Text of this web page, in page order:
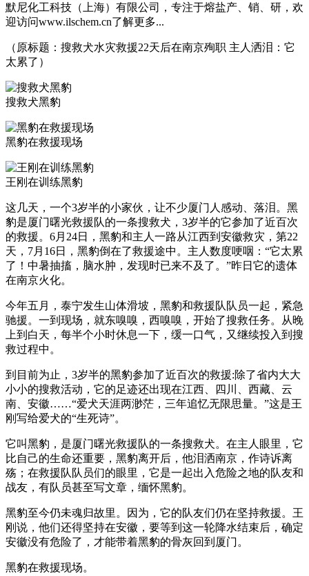
默尼化工科技（上海）有限公司，专注于熔盐产、销、研，欢
迎访问www.ilschem.cn了解更多...
（原标题：搜救犬水灾救援22天后在南京殉职 主人洒泪：它
太累了）
搜救犬黑豹
黑豹在救援现场
王刚在训练黑豹
这几天，一个3岁半的小家伙，让不少厦门人感动、落泪。黑
豹是厦门曙光救援队的一条搜救犬，3岁半的它参加了近百次
的救援。6月24日，黑豹和主人一路从江西到安徽救灾，第22
天，7月16日，黑豹倒在了救援途中。主人数度哽咽：“它太累
了！中暑抽搐，脑水肿，发现时已来不及了。”昨日它的遗体
在南京火化。
今年五月，泰宁发生山体滑坡，黑豹和救援队队员一起，紧急
驰援。一到现场，就东嗅嗅，西嗅嗅，开始了搜救任务。从晚
上到白天，每半个小时休息一下，缓一口气，又继续投入到搜
救过程中。
到目前为止，3岁半的黑豹参加了近百次的救援:除了省内大大
小小的搜救活动，它的足迹还出现在江西、四川、西藏、云
南、安徽……“爱犬天涯两渺茫，三年追忆无限思量。”这是王
刚写给爱犬的“生死诗”。
它叫黑豹，是厦门曙光救援队的一条搜救犬。在主人眼里，它
比自己的生命还重要，黑豹离开后，他泪洒南京，作诗诉离
殇；在救援队队员们的眼里，它是一起出入危险之地的队友和
战友，有队员甚至写文章，缅怀黑豹。
黑豹至今仍未魂归故里。因为，它的队友们仍在坚持救援。王
刚说，他们还得坚持在安徽，要等到这一轮降水结束后，确定
安徽没有危险了，才能带着黑豹的骨灰回到厦门。
黑豹在救援现场。